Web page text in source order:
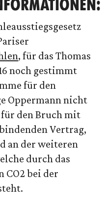
, für das Thomas
noch gestimmt
für den
Oppermann nicht
den Bruch mit
Vertrag,
an der weiteren
durch das
CO2 bei der